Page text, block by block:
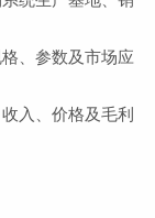
、参数及市场应
入、价格及毛利